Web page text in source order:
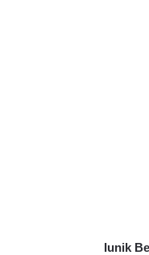
Iunik